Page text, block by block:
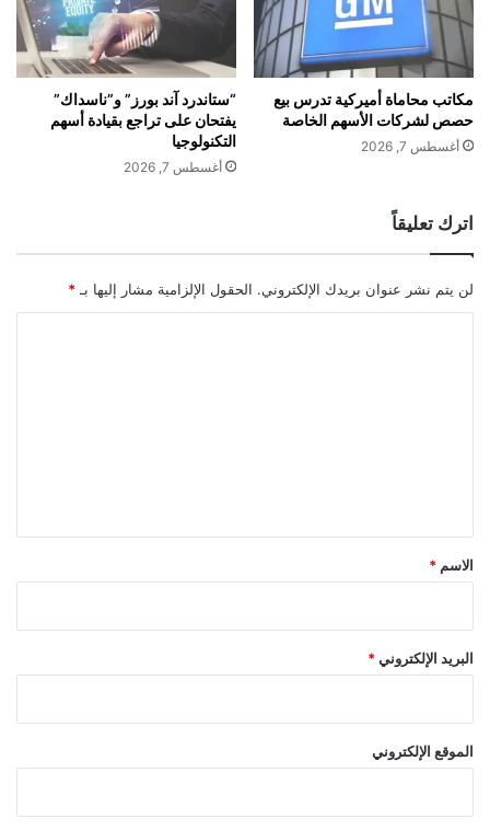
ة
ع
ي
ا
ل
د
ي
د
ة
ق
ر
ي
مكاتب محاماة أميركية تدرس بيع
حصص لشركات الأسهم الخاصة
أغسطس 7, 2026
“ستاندرد آند بورز” و”ناسداك”
يفتحان على تراجع بقيادة أسهم
التكنولوجيا
أغسطس 7, 2026
اترك تعليقاً
لن يتم نشر عنوان بريدك الإلكتروني. الحقول الإلزامية مشار إليها بـ *
*
الاسم *
البريد الإلكتروني*
الموقع الإلكتروني